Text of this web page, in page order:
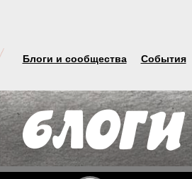
Блоги и сообщества События